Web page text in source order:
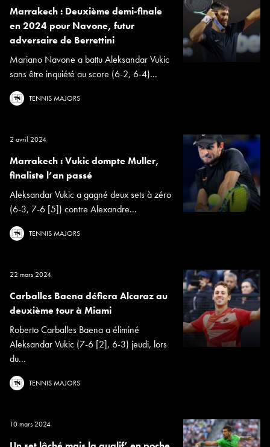
Marrakech : Deuxième demi-finale
en 2024 pour Navone, futur
adversaire de Berrettini
Mariano Navone a battu Aleksandar Vukic
sans être inquiété au score (6-2, 6-4)...
TENNIS MAJORS
2 avril 2024
Marrakech : Vukic dompte Muller,
finaliste l’an passé
Aleksandar Vukic a gagné deux sets à zéro
(6-3, 7-6 [5]) contre Alexandre...
TENNIS MAJORS
22 mars 2024
Carballes Baena défiera Alcaraz au
deuxième tour à Miami
Roberto Carballes Baena a éliminé
Aleksandar Vukic (7-6 [2], 6-3) jeudi, lors
du...
TENNIS MAJORS
10 mars 2024